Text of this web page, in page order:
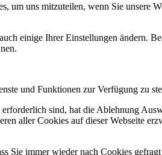
uns mitzuteilen, wenn Sie unsere
einige Ihrer Einstellungen ändern.
und Funktionen zur Verfügung zu
sind, hat die Ablehnung
aller Cookies auf dieser Webseite
Sie immer wieder nach Cookies